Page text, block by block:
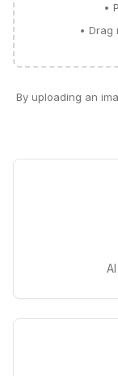
•
• Drag
By uploading an